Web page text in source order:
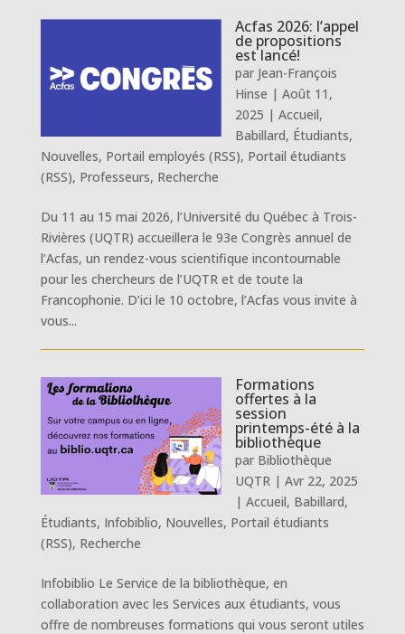
Acfas 2026: l’appel
de propositions
est lancé!
par Jean-François
Hinse | Août 11,
2025 | Accueil,
Babillard, Étudiants,
Nouvelles, Portail employés (RSS), Portail étudiants
(RSS), Professeurs, Recherche
Du 11 au 15 mai 2026, l’Université du Québec à Trois-
Rivières (UQTR) accueillera le 93e Congrès annuel de
l’Acfas, un rendez-vous scientifique incontournable
pour les chercheurs de l’UQTR et de toute la
Francophonie. D’ici le 10 octobre, l’Acfas vous invite à
vous...
Formations
offertes à la
session
printemps-été à la
bibliothèque
par Bibliothèque
UQTR| Avr 22, 2025
| Accueil, Babillard,
Étudiants, Infobiblio, Nouvelles, Portail étudiants
(RSS), Recherche
Infobiblio Le Service de la bibliothèque, en
collaboration avec les Services aux étudiants, vous
offre de nombreuses formations qui vous seront utiles